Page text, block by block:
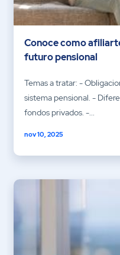
Conoce como
futuro pensional
Temas a tratar: -
sistema pensional. -
fondos privados. -...
nov 10, 2025